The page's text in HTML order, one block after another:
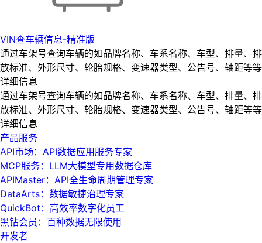
VIN查车辆信息-精准版
通过车架号查询车辆的如品牌名称、车系名称、车型、排量、排
放标准、外形尺寸、轮胎规格、变速器类型、公告号、轴距等等
详细信息
通过车架号查询车辆的如品牌名称、车系名称、车型、排量、排
放标准、外形尺寸、轮胎规格、变速器类型、公告号、轴距等等
详细信息
产品服务
API市场：API数据应用服务专家
MCP服务：LLM大模型专用数据仓库
APIMaster：API全生命周期管理专家
DataArts：数据敏捷治理专家
QuickBot：高效率数字化员工
黑钻会员：百种数据无限使用
开发者